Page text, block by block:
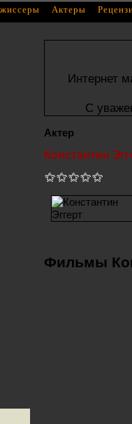
Интернет
С
Актер
Константин
Фильмы
Актеры